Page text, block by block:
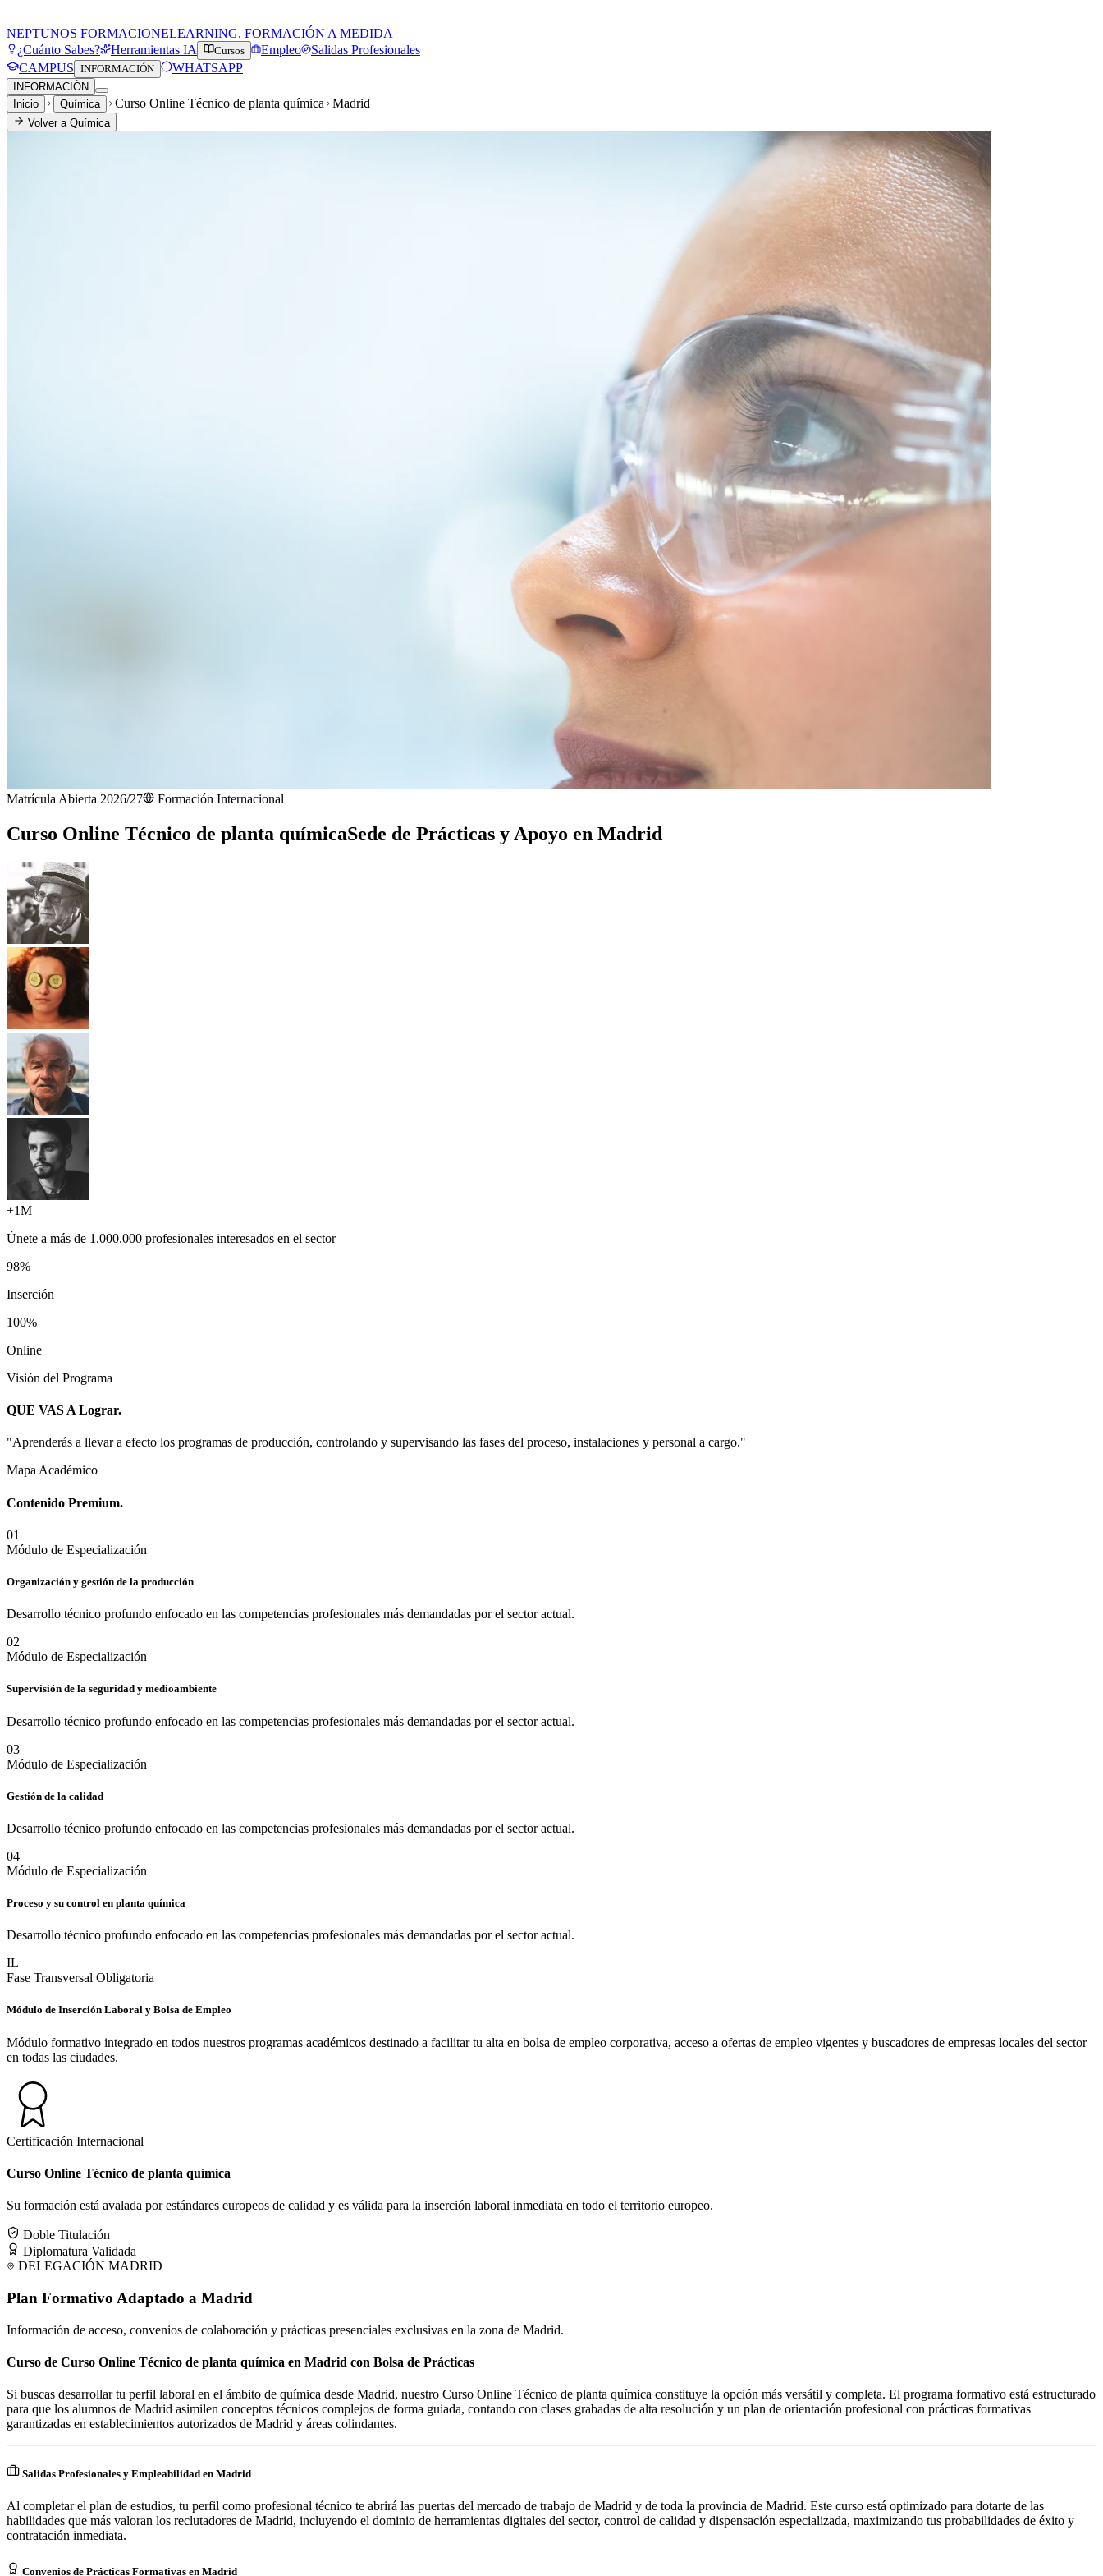
NEPTUNOS FORMACIONELEARNING. FORMACIÓN A MEDIDA
¿Cuánto Sabes?
Herramientas IA Cursos Empleo
Salidas Profesionales
CAMPUS INFORMACIÓN WHATSAPP
INFORMACIÓN
Inicio
Química Curso Online Técnico de planta química Madrid
Volver a Química
Matrícula Abierta 2026/27 Formación Internacional
Curso Online Técnico de planta químicaSede de Prácticas y Apoyo en Madrid
+1M
Únete a más de 1.000.000 profesionales interesados en el sector
98%
Inserción
100%
Online
Visión del Programa
QUE VAS A Lograr.
"Aprenderás a llevar a efecto los programas de producción, controlando y supervisando las fases del proceso, instalaciones y personal a cargo."
Mapa Académico
Contenido Premium.
01
Módulo de Especialización
Organización y gestión de la producción
Desarrollo técnico profundo enfocado en las competencias profesionales más demandadas por el sector actual.
02
Módulo de Especialización
Supervisión de la seguridad y medioambiente
Desarrollo técnico profundo enfocado en las competencias profesionales más demandadas por el sector actual.
03
Módulo de Especialización
Gestión de la calidad
Desarrollo técnico profundo enfocado en las competencias profesionales más demandadas por el sector actual.
04
Módulo de Especialización
Proceso y su control en planta química
Desarrollo técnico profundo enfocado en las competencias profesionales más demandadas por el sector actual.
IL
Fase Transversal Obligatoria
Módulo de Inserción Laboral y Bolsa de Empleo
Módulo formativo integrado en todos nuestros programas académicos destinado a facilitar tu alta en bolsa de empleo corporativa, acceso a ofertas de empleo vigentes y buscadores de empresas locales del sector
en todas las ciudades.
Certificación Internacional
Curso Online Técnico de planta química
Su formación está avalada por estándares europeos de calidad y es válida para la inserción laboral inmediata en todo el territorio europeo.
Doble Titulación
Diplomatura Validada
DELEGACIÓN MADRID
Plan Formativo Adaptado a Madrid
Información de acceso, convenios de colaboración y prácticas presenciales exclusivas en la zona de Madrid.
Curso de Curso Online Técnico de planta química en Madrid con Bolsa de Prácticas
Si buscas desarrollar tu perfil laboral en el ámbito de química desde Madrid, nuestro Curso Online Técnico de planta química constituye la opción más versátil y completa. El programa formativo está estructurado
para que los alumnos de Madrid asimilen conceptos técnicos complejos de forma guiada, contando con clases grabadas de alta resolución y un plan de orientación profesional con prácticas formativas
garantizadas en establecimientos autorizados de Madrid y áreas colindantes.
Salidas Profesionales y Empleabilidad en Madrid
Al completar el plan de estudios, tu perfil como profesional técnico te abrirá las puertas del mercado de trabajo de Madrid y de toda la provincia de Madrid. Este curso está optimizado para dotarte de las
habilidades que más valoran los reclutadores de Madrid, incluyendo el dominio de herramientas digitales del sector, control de calidad y dispensación especializada, maximizando tus probabilidades de éxito y
contratación inmediata.
Convenios de Prácticas Formativas en Madrid